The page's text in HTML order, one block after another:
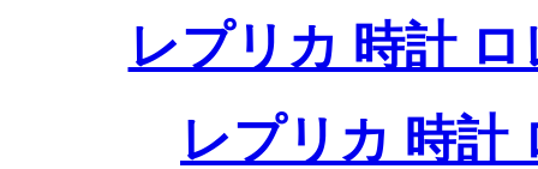
レプリカ 時計
レプリカ 時計